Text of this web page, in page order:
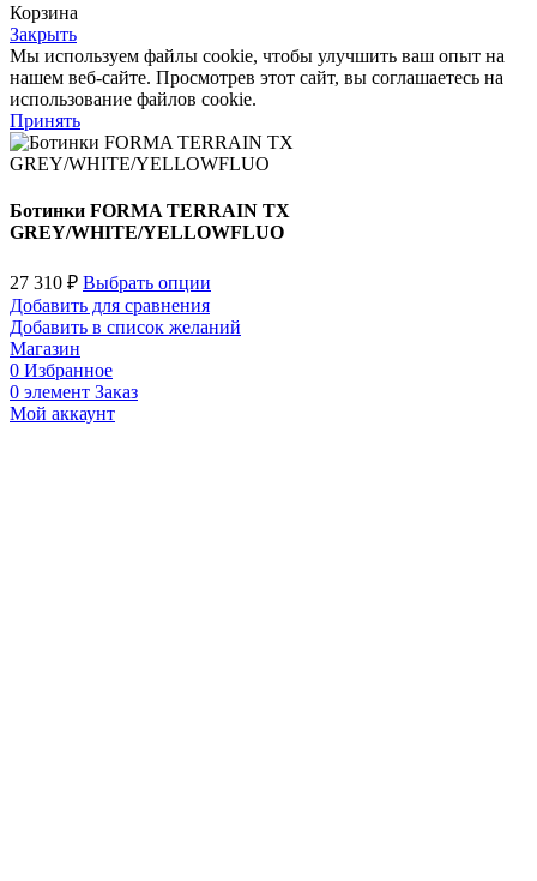
Корзина
Закрыть
Мы используем файлы cookie, чтобы улучшить ваш опыт на
нашем веб-сайте. Просмотрев этот сайт, вы соглашаетесь на
использование файлов cookie.
Принять
Ботинки FORMA TERRAIN TX
GREY/WHITE/YELLOWFLUO
27 310 ₽ Выбрать опции
Добавить для сравнения
Добавить в список желаний
Магазин
0 Избранное
0 элемент Заказ
Мой аккаунт